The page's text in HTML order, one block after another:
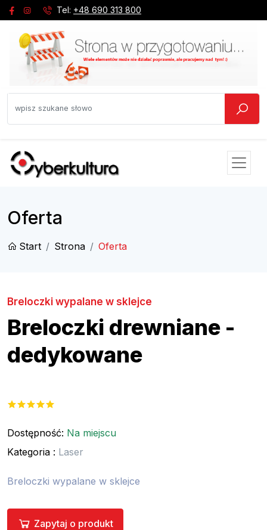
Tel: +48 690 313 800
Oferta
Start Strona Oferta
Breloczki wypalane w sklejce
Breloczki drewniane -
dedykowane
Dostępność: Na miejscu
Kategoria : Laser
Breloczki wypalane w sklejce
Zapytaj o produkt